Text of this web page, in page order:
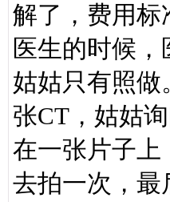
解了，费用标
医生的时候
姑姑只有照
张CT，姑姑
在一张片子上
去拍一次，最